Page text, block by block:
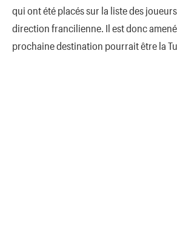
qui ont été placés sur la liste des
direction francilienne. Il est donc
prochaine destination pourrait être la